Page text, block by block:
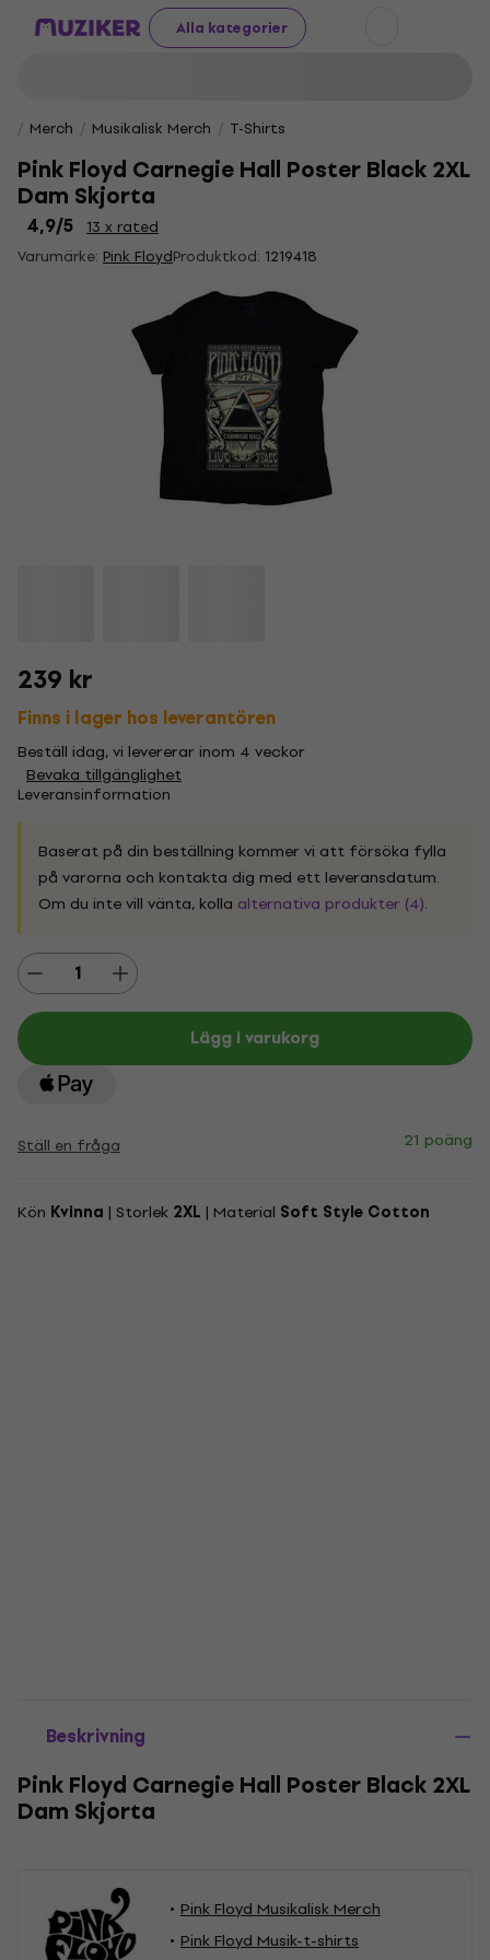
Alla kategorier
Merch Musikalisk Merch T-Shirts
Pink Floyd Carnegie Hall Poster Black 2XL
Dam Skjorta
4,9/5
13 x rated
Varumärke: Pink FloydProduktkod: 1219418
239 kr
Finns i lager hos leverantören
Beställ idag, vi levererar inom 4 veckor
Bevaka tillgänglighet
Leveransinformation
Baserat på din beställning kommer vi att försöka fylla
på varorna och kontakta dig med ett leveransdatum.
Om du inte vill vänta, kolla alternativa produkter (4).
Lägg i varukorg
Ställ en fråga 21 poäng
Kön Kvinna | Storlek 2XL | Material Soft Style Cotton
Beskrivning
Pink Floyd Carnegie Hall Poster Black 2XL
Dam Skjorta
Pink Floyd Musikalisk Merch
Pink Floyd Musik-t-shirts